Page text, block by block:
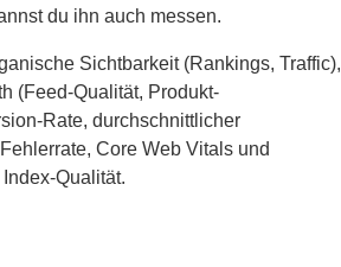
du ihn auch messen.
Sichtbarkeit (Rankings, Traffic),
(Feed-Qualität, Produkt-
Rate, durchschnittlicher
Core Web Vitals und
Qualität.